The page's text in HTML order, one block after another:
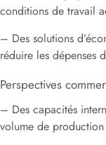
conditions de travail
– Des solutions
réduire les dépenses
Perspectives
– Des capacités
volume de